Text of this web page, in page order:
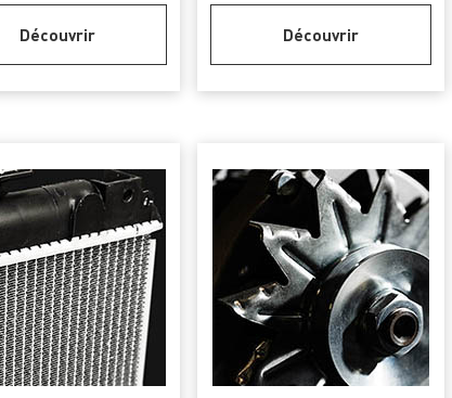
Découvrir Découvrir